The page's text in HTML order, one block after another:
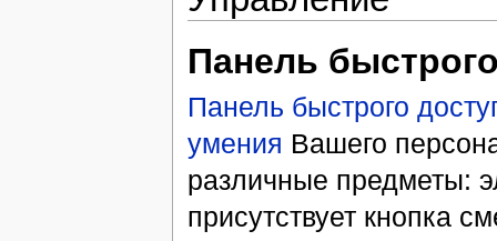
Панель
Панель быстрого
умения Вашего
различные предметы:
присутствует кнопка